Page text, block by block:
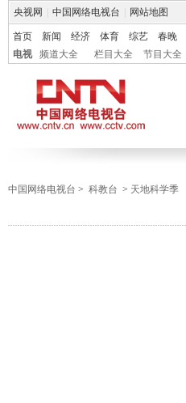
央视网 中国网络电视台 网站地图
首页 新闻 经济 体育 综艺 春晚
电视
频道大全 栏目大全 节目大全
中国网络电视台 > 科教台 > 天地科学季